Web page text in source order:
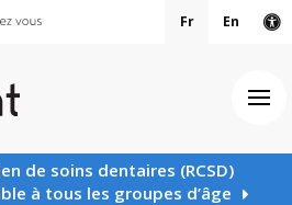
Fr En
de soins dentaires (RCSD)
à tous les groupes d’âge